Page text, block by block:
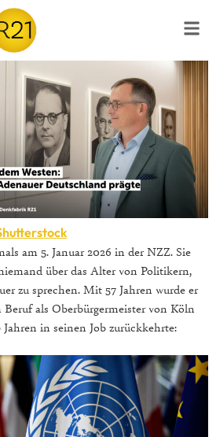
am 5. Januar 2026 in der NZZ. Sie
über das Alter von Politikern,
zu sprechen. Mit 57 Jahren wurde er
Beruf als Oberbürgermeister von Köln
in seinen Job zurückkehrte: